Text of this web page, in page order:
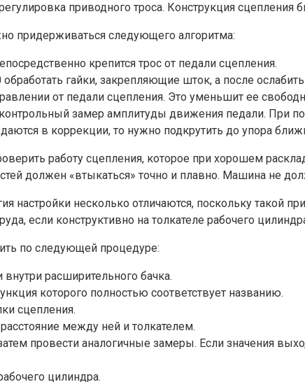
приводного троса. Конструкция
придерживаться следующего алгоритма:
крепится трос от педали сцепления.
гайки, закрепляющие шток, а после ослабить
от педали сцепления. Это уменьшит ее
замер амплитуды движения педали. При
в коррекции, то нужно подкрутить до упора
работу сцепления, которое при хорошем
должен «втыкаться» точно и плавно. Машина не
настройки несколько отличаются, поскольку такой
если конструктивно на толкателе рабочего
по следующей процедуре:
расширительного бачка.
которого полностью соответствует названию.
сцепления.
между ней и толкателем.
провести аналогичные замеры. Если значения
цилиндра.